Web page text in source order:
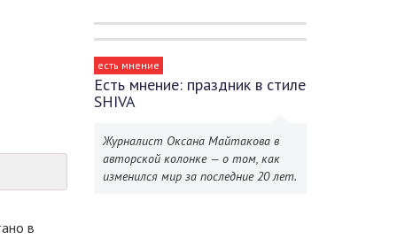
в
есть мнение
Есть мнение: праздник в стиле
SHIVA
Журналист Оксана Майтакова в
авторской колонке — о том, как
изменился мир за последние 20 лет.